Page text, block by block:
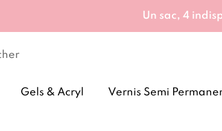
Un sac, 4
Gels & Acryl Vernis Semi